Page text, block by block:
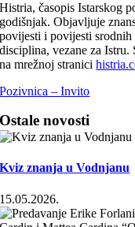
Histria, časopis Istarskog
godišnjak. Objavljuje
povijesti i povijesti
disciplina, vezane za Istru.
na mrežnoj stranici
Pozivnica – Invito
Ostale novosti
Kviz znanja u Vodnjanu
15.05.2026.